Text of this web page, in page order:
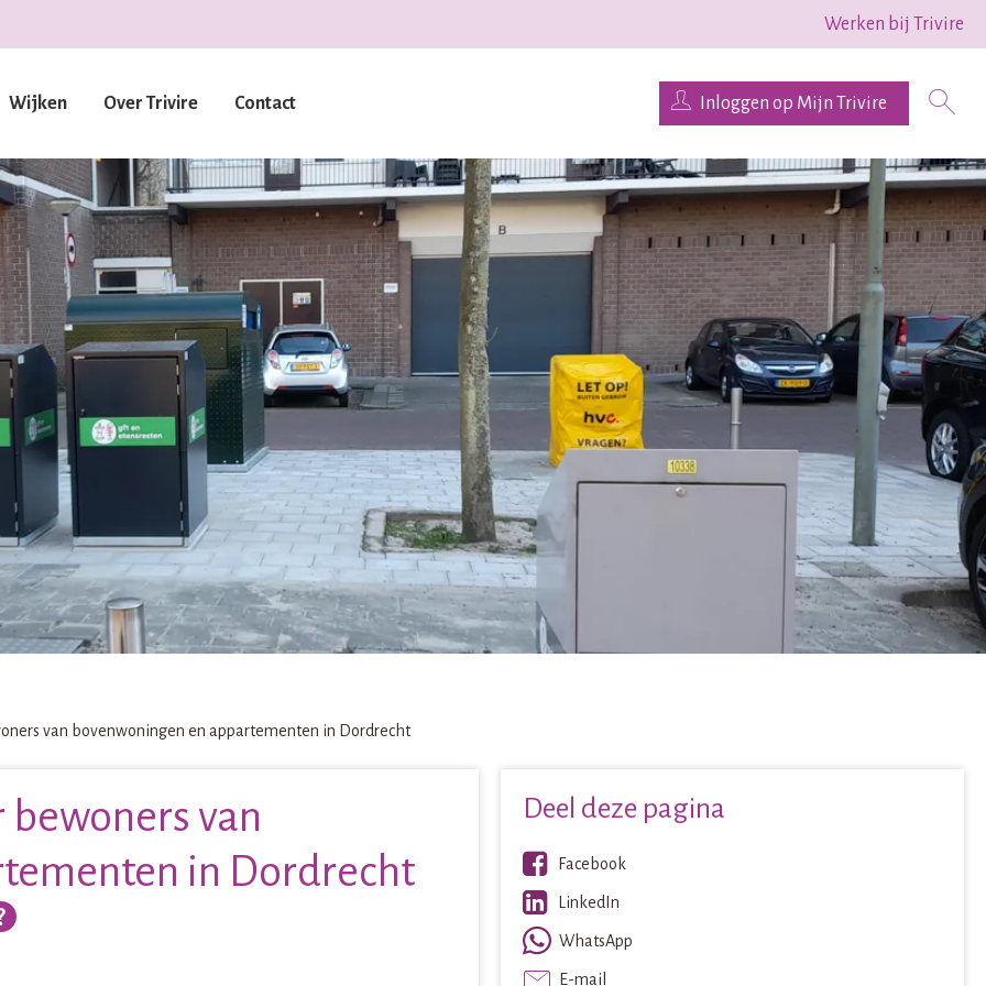
Wijken Over Trivire Contact Inloggen op Mijn Trivire
Werken bij Trivire
van bovenwoningen en appartementen in Dordrecht
van
in Dordrecht
Deel deze pagina
Facebook
LinkedIn
WhatsApp
E-mail